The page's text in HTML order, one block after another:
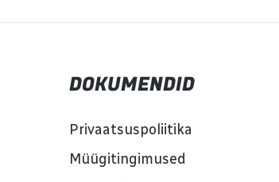
DOKUMENDID
Privaatsuspoliitika
Müügitingimused